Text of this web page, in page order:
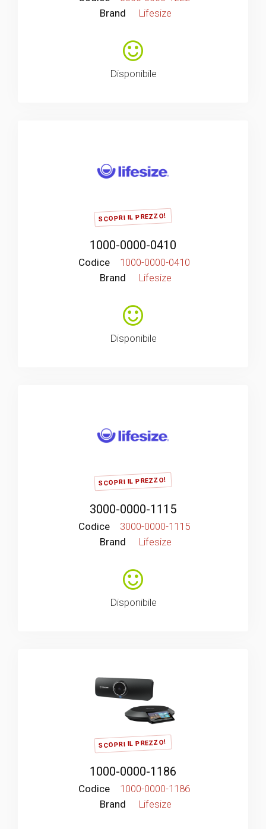
Brand
Lifesize
Disponibile
SCOPRI IL PREZZO!
1000-0000-0410
Codice
1000-0000-0410
Brand
Lifesize
Disponibile
SCOPRI IL PREZZO!
3000-0000-1115
Codice
3000-0000-1115
Brand
Lifesize
Disponibile
SCOPRI IL PREZZO!
1000-0000-1186
Codice
1000-0000-1186
Brand
Lifesize